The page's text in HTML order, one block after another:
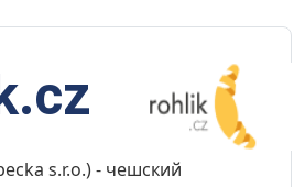
s.r.o.) - чешский